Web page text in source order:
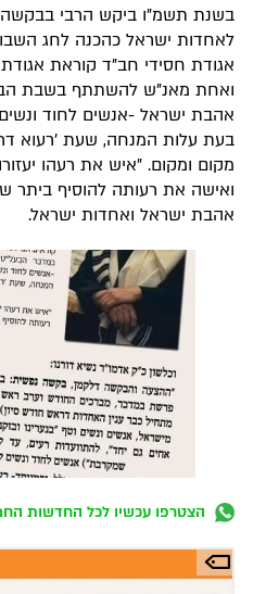
בשנת תשמ"ו ביקש הרבי בבקשה
לאחדות ישראל כהכנה לחג
אגודת חסידי חב"ד קוראת
ואחת מאנ"ש להשתתף בשבת
אהבת ישראל -אנשים לחוד
בעת עלות המנחה, שעת 'רעוא
מקום ומקום. "איש את רעהו
ואישה את רעותה להוסיף ביתר
אהבת ישראל ואחדות ישראל.
הצטרפו עכשיו לכל החדשות